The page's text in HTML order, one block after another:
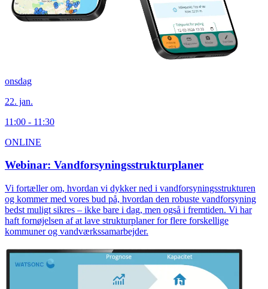
onsdag
22. jan.
11:00 - 11:30
ONLINE
Webinar: Vandforsyningsstrukturplaner
Vi fortæller om, hvordan vi dykker ned i vandforsyningsstrukturen
og kommer med vores bud på, hvordan den robuste vandforsyning
bedst muligt sikres – ikke bare i dag, men også i fremtiden. Vi har
haft fornøjelsen af at lave strukturplaner for flere forskellige
kommuner og vandværkssamarbejder.